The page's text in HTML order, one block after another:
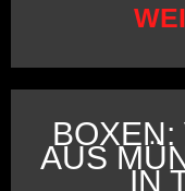
BOXEN:
AUS
IN